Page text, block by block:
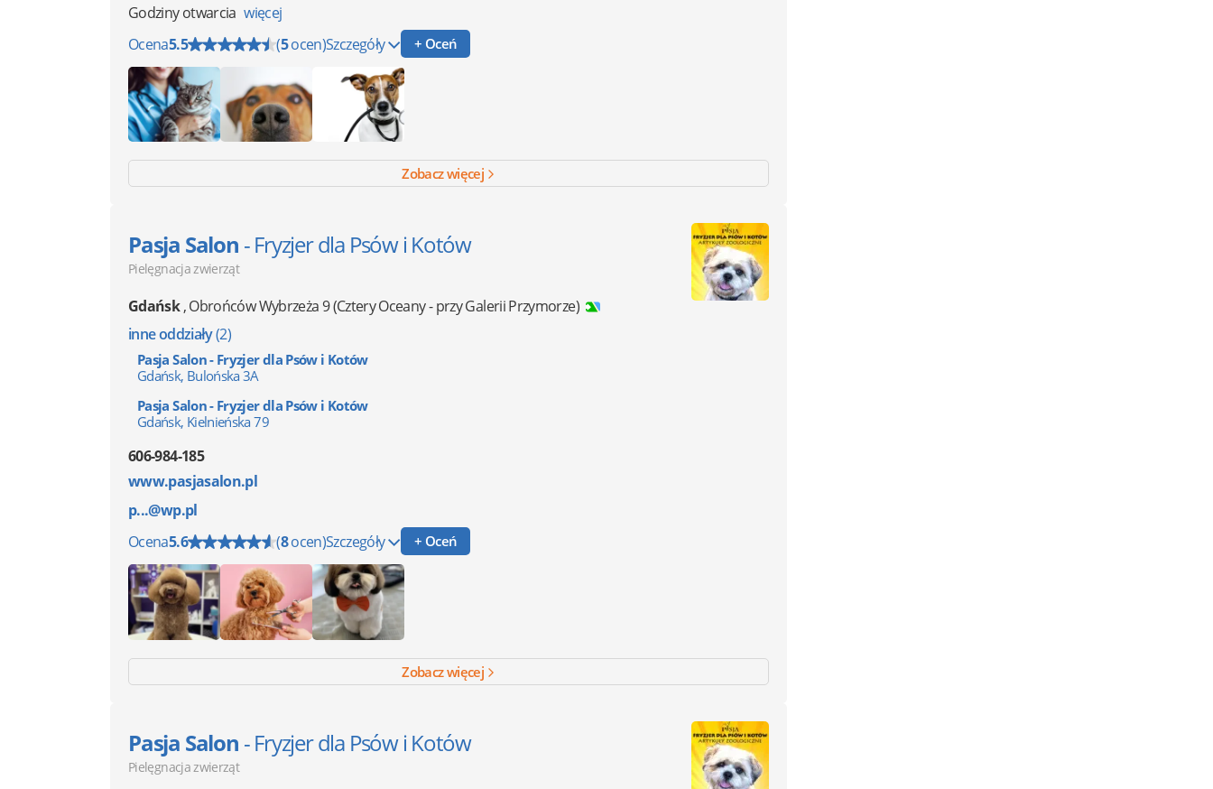
Godziny otwarcia więcej
Ocena5.5 (5ocen)Szczegóły + Oceń
Zobacz więcej
Pasja Salon - Fryzjer dla Psów i Kotów
Pielęgnacja zwierząt
Gdańsk,Obrońców Wybrzeża 9(Cztery Oceany - przy Galerii Przymorze)
inne oddziały(2)
Pasja Salon - Fryzjer dla Psów i Kotów
Gdańsk, Bulońska 3A
Pasja Salon - Fryzjer dla Psów i Kotów
Gdańsk, Kielnieńska 79
606-984-185
www.pasjasalon.pl
p...@wp.pl
Ocena5.6 (8ocen)Szczegóły + Oceń
Zobacz więcej
Pasja Salon - Fryzjer dla Psów i Kotów
Pielęgnacja zwierząt